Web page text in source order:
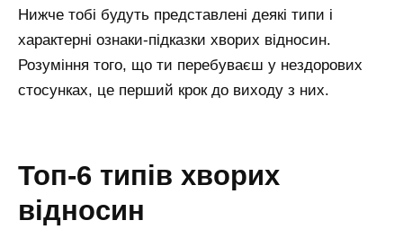
Нижче тобі будуть представлені деякі типи і
характерні ознаки-підказки хворих відносин.
Розуміння того, що ти перебуваєш у нездорових
стосунках, це перший крок до виходу з них.
топ-6 типів хворих
відносин